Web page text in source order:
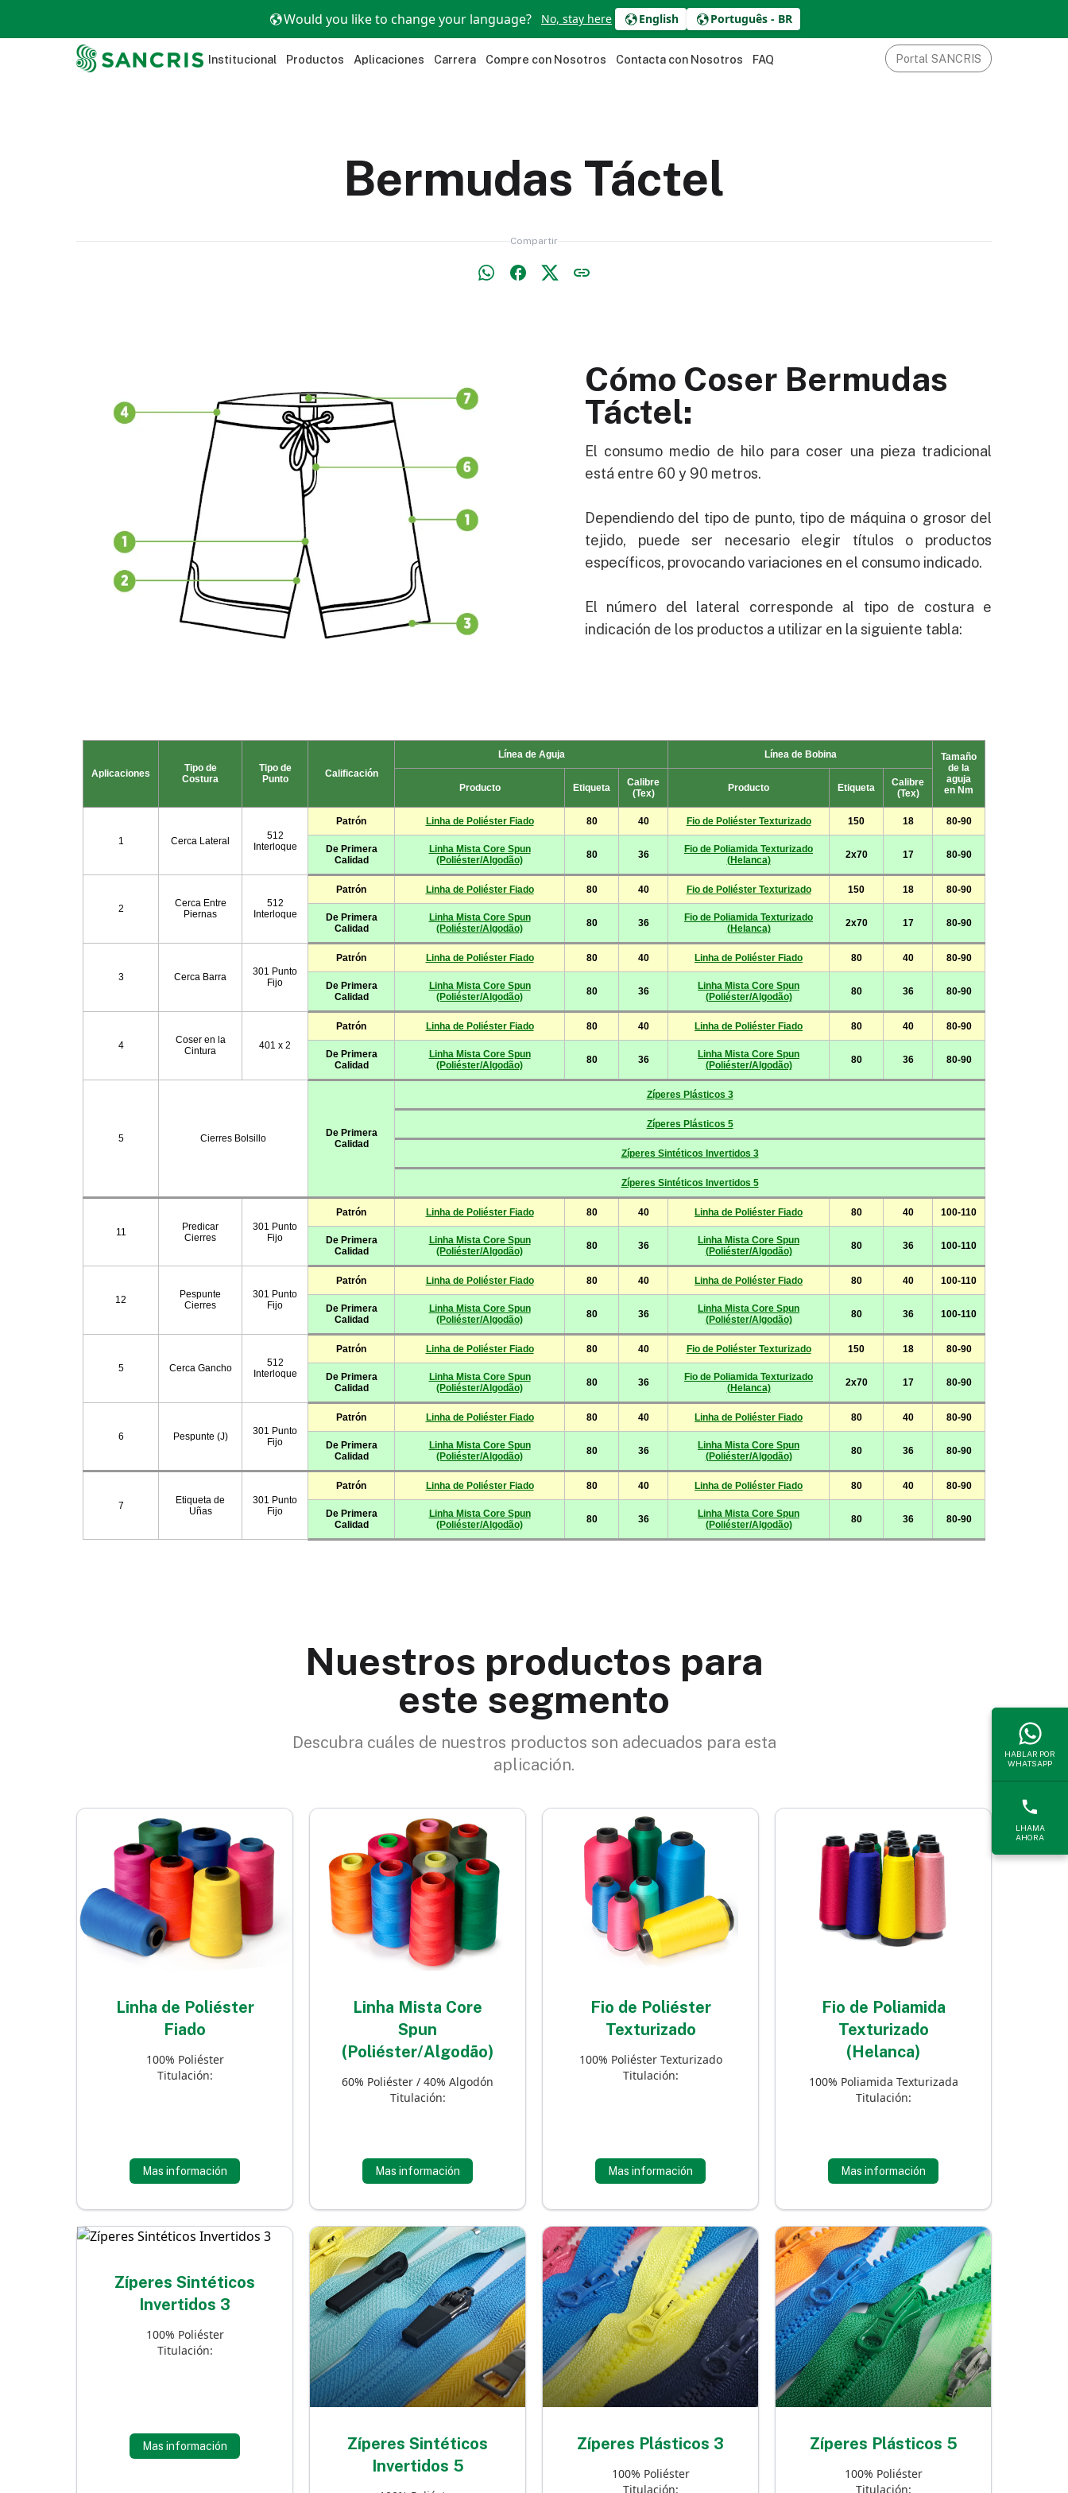
Would you like to change your language? No, stay here English Português - BR
Institucional Productos Aplicaciones Carrera Compre con Nosotros Contacta con Nosotros FAQ Portal SANCRIS
Bermudas Táctel
Compartir
Cómo Coser Bermudas
Táctel:
El consumo medio de hilo para coser una pieza tradicional
está entre 60 y 90 metros.
Dependiendo del tipo de punto, tipo de máquina o grosor del
tejido, puede ser necesario elegir títulos o productos
específicos, provocando variaciones en el consumo indicado.
El número del lateral corresponde al tipo de costura e
indicación de los productos a utilizar en la siguiente tabla:
Nuestros productos para
este segmento
Descubra cuáles de nuestros productos son adecuados para esta
aplicación.
Linha de Poliéster
Fiado
100% Poliéster
Titulación:
Mas información
Linha Mista Core
Spun
(Poliéster/Algodão)
60% Poliéster / 40% Algodón
Titulación:
Mas información
Fio de Poliéster
Texturizado
100% Poliéster Texturizado
Titulación:
Mas información
Fio de Poliamida
Texturizado
(Helanca)
100% Poliamida Texturizada
Titulación:
Mas información
Zíperes Sintéticos
Invertidos 3
100% Poliéster
Titulación:
Mas información
Zíperes Sintéticos
Invertidos 5
Zíperes Plásticos 3
100% Poliéster
Titulación:
Zíperes Plásticos 5
100% Poliéster
Titulación:
HABLAR POR
WHATSAPP
LHAMA
AHORA